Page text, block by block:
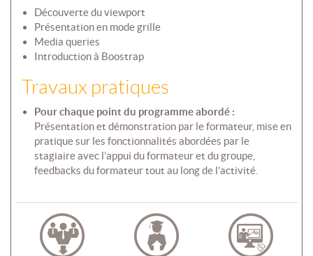
Découverte du viewport
Présentation en mode grille
Media queries
Introduction à Boostrap
Travaux pratiques
Pour chaque point du programme abordé :
Présentation et démonstration par le formateur, mise en
pratique sur les fonctionnalités abordées par le
stagiaire avec l’appui du formateur et du groupe,
feedbacks du formateur tout au long de l’activité.